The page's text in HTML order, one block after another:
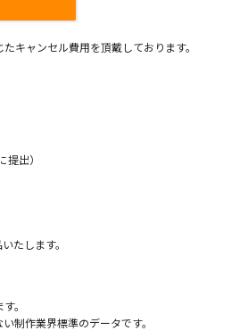
キャンセル費用を頂戴しております。
出）
たします。
。
制作業界標準のデータです。